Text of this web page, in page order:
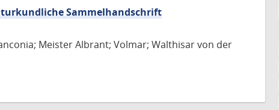
Sammelhandschrift
Meister Albrant; Volmar; Walthisar von der